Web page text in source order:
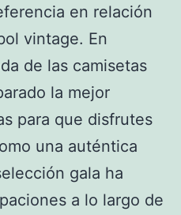
en relación
vintage. En
de las camisetas
la mejor
para que disfrutes
una auténtica
gala ha
a lo largo de